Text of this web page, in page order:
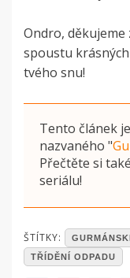
Ondro,
spoustu
tvého snu!
Tento článek
nazvaného "
Přečtěte si
seriálu!
POSTED
IN
ČLÁNKY
ŠTÍTKY:
TŘÍDĚNÍ ODPADU